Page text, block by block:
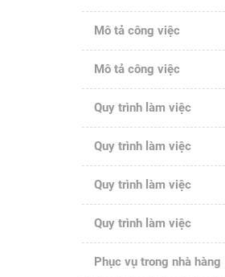
Mô tả công việc
Mô tả công việc
Quy trình làm việc
Quy trình làm việc
Quy trình làm việc
Quy trình làm việc
Phục vụ trong nhà hàng